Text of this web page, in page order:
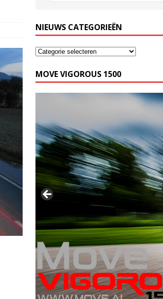
NIEUWS CATEGORIEËN
MOVE VIGOROUS 1500